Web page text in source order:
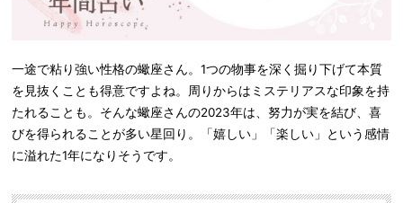
一途で粘り強い性格の蠍座さん。1つの物事を深く掘り下げて本質
を見抜くことも得意ですよね。周りからはミステリアスな印象を持
たれることも。そんな蠍座さんの2023年は、努力が実を結び、喜
びを得られることが多い星回り。「嬉しい」「楽しい」という感情
に溢れた1年になりそうです。